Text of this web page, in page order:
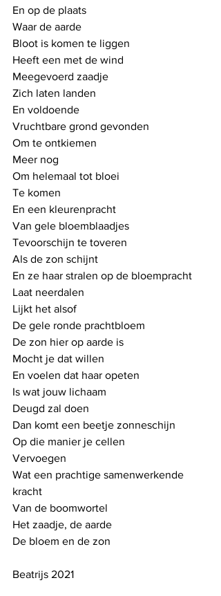
En op de plaats
Waar de aarde
Bloot is komen te liggen
Heeft een met de wind
Meegevoerd zaadje
Zich laten landen
En voldoende
Vruchtbare grond gevonden
Om te ontkiemen
Meer nog
Om helemaal tot bloei
Te komen
En een kleurenpracht
Van gele bloemblaadjes
Tevoorschijn te toveren
Als de zon schijnt
En ze haar stralen op de bloempracht
Laat neerdalen
Lijkt het alsof
De gele ronde prachtbloem
De zon hier op aarde is
Mocht je dat willen
En voelen dat haar opeten
Is wat jouw lichaam
Deugd zal doen
Dan komt een beetje zonneschijn
Op die manier je cellen
Vervoegen
Wat een prachtige samenwerkende
kracht
Van de boomwortel
Het zaadje, de aarde
De bloem en de zon
Beatrijs 2021